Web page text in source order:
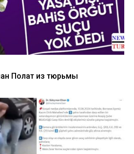
Полат из тюрьмы